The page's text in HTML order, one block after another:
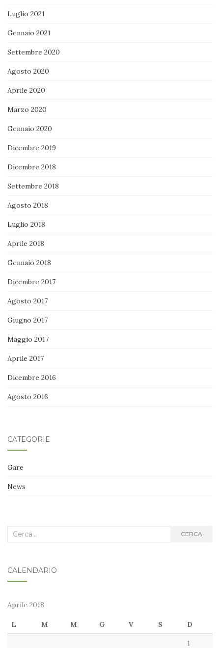
Luglio 2021
Gennaio 2021
Settembre 2020
Agosto 2020
Aprile 2020
Marzo 2020
Gennaio 2020
Dicembre 2019
Dicembre 2018
Settembre 2018
Agosto 2018
Luglio 2018
Aprile 2018
Gennaio 2018
Dicembre 2017
Agosto 2017
Giugno 2017
Maggio 2017
Aprile 2017
Dicembre 2016
Agosto 2016
CATEGORIE
Gare
News
Cerca
CERCA
CALENDARIO
Aprile 2018
L M M G V S D
1